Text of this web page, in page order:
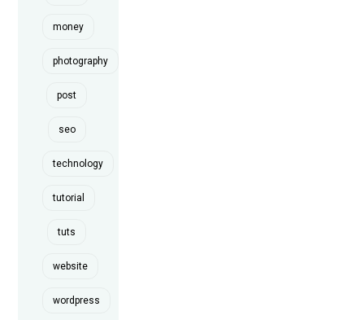
money
photography
post
seo
technology
tutorial
tuts
website
wordpress